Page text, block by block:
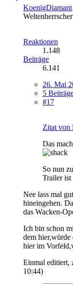
KoenigDiamant
Weltenherrscher
Reaktionen
1.148
Beiträge
6.141
26. Mai
5
#17
Zitat von
Das
So nun
Trailer ist
Nee lass mal
hineingehen.
das Wacken-
Ich bin schon
dem hier,würde
hier im
Einmal editiert,
10:44)